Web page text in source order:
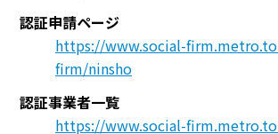
認証申請ページ
https://www.social-
firm/ninsho
認証事業者一覧
https://www.social-